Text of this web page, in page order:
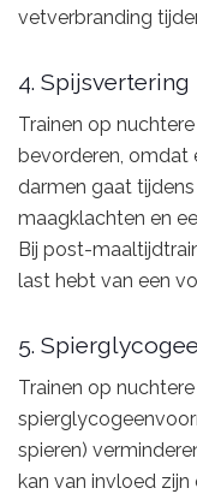
vetverbranding
4. Spijsvertering
Trainen op
bevorderen, omdat
darmen gaat
maagklachten en
Bij post-
last hebt van een
5.
Trainen op
spieren)
kan van invloed